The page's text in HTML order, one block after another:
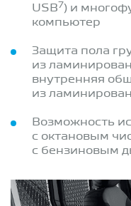
USB 7 ) и
компьютер
Защита пола
из
внутренняя
из
Возможность
с октановым
с бензиновым